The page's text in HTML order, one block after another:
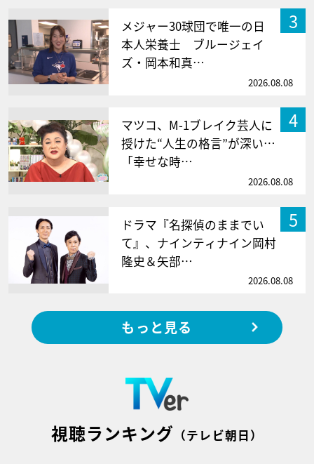
3
メジャー30球団で唯一の日
本人栄養士 ブルージェイ
ズ・岡本和真…
2026.08.08
4
マツコ、M-1ブレイク芸人に
授けた“人生の格言”が深い…
「幸せな時…
2026.08.08
5
ドラマ『名探偵のままでい
て』、ナインティナイン岡村
隆史＆矢部…
2026.08.08
もっと見る
視聴ランキング （テレビ朝日）